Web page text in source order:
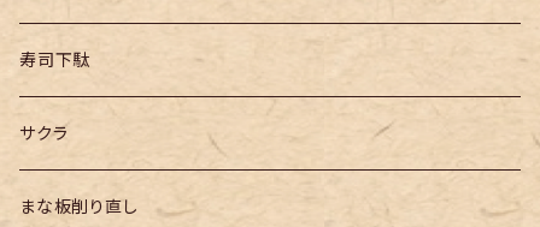
長さ700mm～
長さ800mm～
長さ900mm～
寿司下駄
サクラ
まな板削り直し